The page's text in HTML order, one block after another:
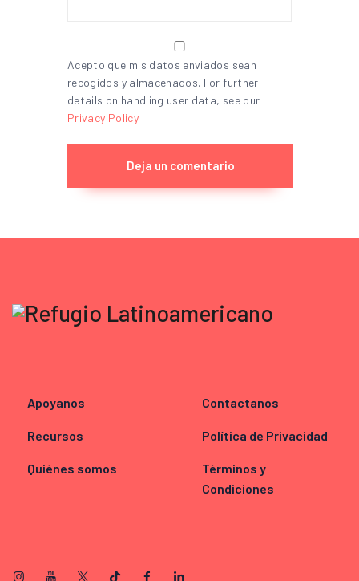
Acepto que mis datos enviados sean
recogidos y almacenados. For further
details on handling user data, see our
Privacy Policy
Apoyanos
Recursos
Quiénes somos
Contactanos
Política de Privacidad
Términos y
Condiciones